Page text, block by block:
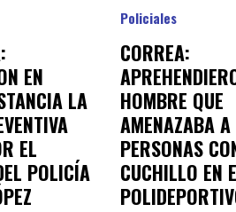
EN
LA
EL
POLICÍA
CORREA:
HOMBRE QUE
AMENAZABA A
PERSONAS
CUCHILLO EN
Policiales